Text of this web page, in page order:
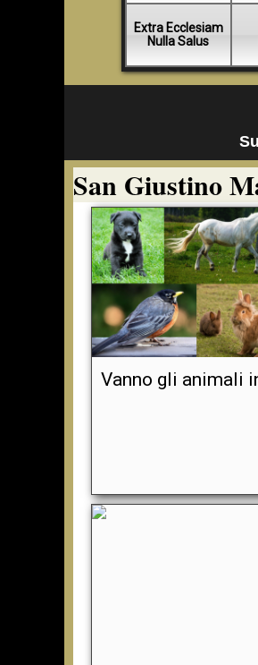
Extra Ecclesiam
Nulla Salus
San Giustino
Vanno gli animali